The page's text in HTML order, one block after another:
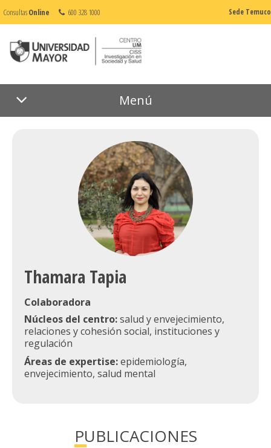
ConsultasOnline 600 328 1000 Sede Temuco
Menú
Thamara Tapia
Colaboradora
Núcleos del centro:salud y envejecimiento,
relaciones y cohesión social, instituciones y
regulación
Áreas de expertise:epidemiología,
envejecimiento, salud mental
PUBLICACIONES